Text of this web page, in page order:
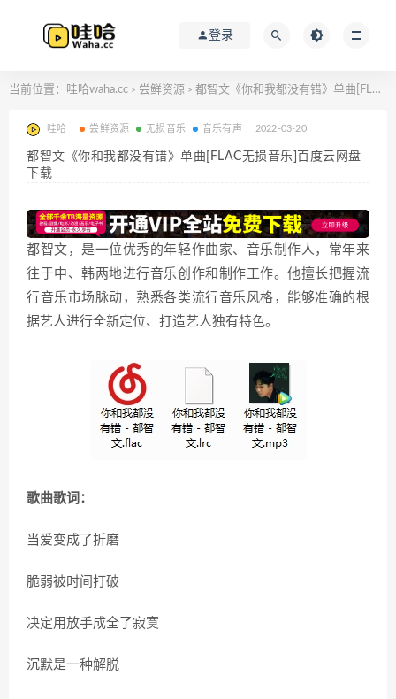
登录
当前位置： 哇哈waha.cc > 尝鲜资源 > 都智文《你和我都没有错》单曲[FLAC无损音乐]百度云网盘下载
哇哈 尝鲜资源 无损音乐 音乐有声 2022-03-20
都智文《你和我都没有错》单曲[FLAC无损音乐]百度云网盘
下载
都智文，是一位优秀的年轻作曲家、音乐制作人，常年来
往于中、韩两地进行音乐创作和制作工作。他擅长把握流
行音乐市场脉动，熟悉各类流行音乐风格，能够准确的根
据艺人进行全新定位、打造艺人独有特色。
歌曲歌词：
当爱变成了折磨
脆弱被时间打破
决定用放手成全了寂寞
沉默是一种解脱